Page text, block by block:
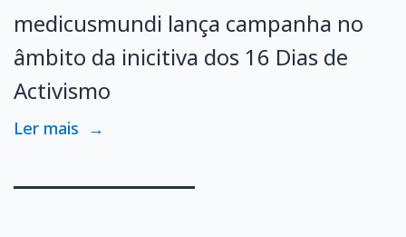
medicusmundi lança campanha no
âmbito da inicitiva dos 16 Dias de
Activismo
Ler mais →